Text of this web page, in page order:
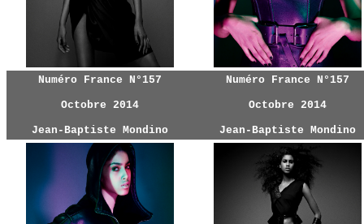
Numéro France N°157
Octobre 2014
Jean-Baptiste Mondino
Numéro France N°157
Octobre 2014
Jean-Baptiste Mondino